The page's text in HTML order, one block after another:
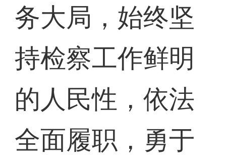
务大局，始终坚
持检察工作鲜明
的人民性，依法
全面履职，勇于